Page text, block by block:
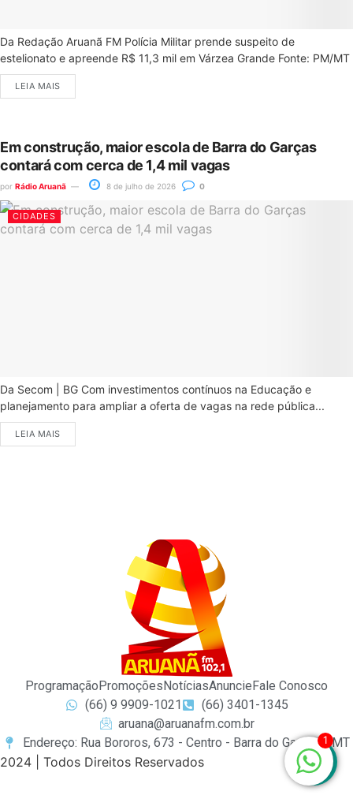
Da Redação Aruanã FM Polícia Militar prende suspeito de
estelionato e apreende R$ 11,3 mil em Várzea Grande Fonte: PM/MT
LEIA MAIS
Em construção, maior escola de Barra do Garças
contará com cerca de 1,4 mil vagas
por Rádio Aruanã 8 de julho de 2026 0
CIDADES
Da Secom | BG Com investimentos contínuos na Educação e
planejamento para ampliar a oferta de vagas na rede pública...
LEIA MAIS
ProgramaçãoPromoçõesNotíciasAnuncieFale Conosco
(66) 9 9909-1021
(66) 3401-1345
aruana@aruanafm.com.br
Endereço: Rua Bororos, 673 - Centro - Barra do Garças / MT
2024 | Todos Direitos Reservados
1